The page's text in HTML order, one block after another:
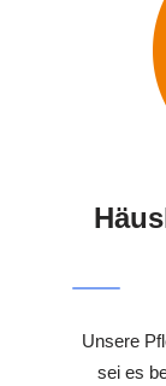
Unsere
sei es